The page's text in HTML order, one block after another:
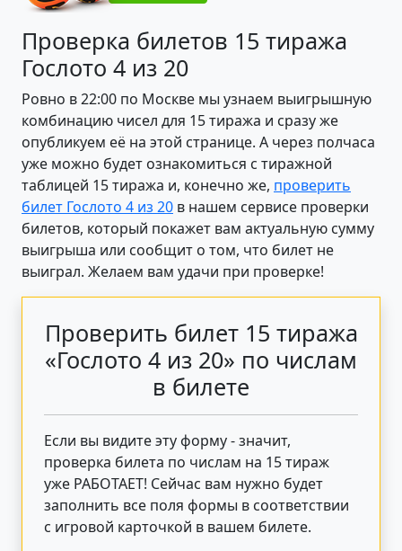
Проверка билетов 15 тиража
Гослото 4 из 20
Ровно в 22:00 по Москве мы узнаем выигрышную
комбинацию чисел для 15 тиража и сразу же
опубликуем её на этой странице. А через полчаса
уже можно будет ознакомиться с тиражной
таблицей 15 тиража и, конечно же, проверить
билет Гослото 4 из 20 в нашем сервисе проверки
билетов, который покажет вам актуальную сумму
выигрыша или сообщит о том, что билет не
выиграл. Желаем вам удачи при проверке!
Проверить билет 15 тиража
«Гослото 4 из 20» по числам
в билете
Если вы видите эту форму - значит,
проверка билета по числам на 15 тираж
уже РАБОТАЕТ! Сейчас вам нужно будет
заполнить все поля формы в соответствии
с игровой карточкой в вашем билете.